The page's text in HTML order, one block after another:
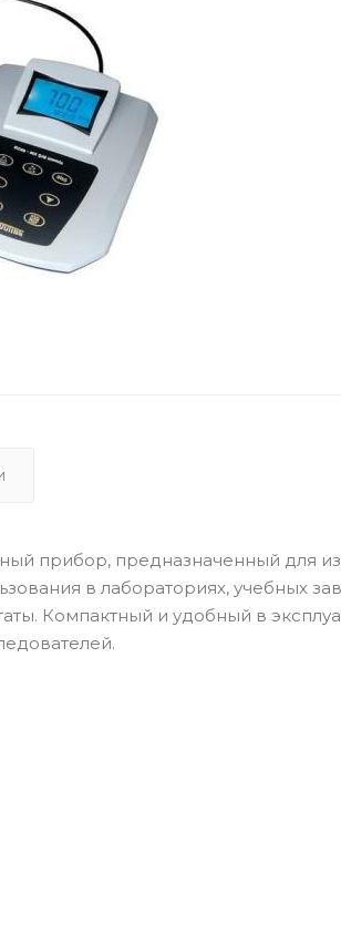
прибор, предназначенный для
в лабораториях, учебных
Компактный и удобный в